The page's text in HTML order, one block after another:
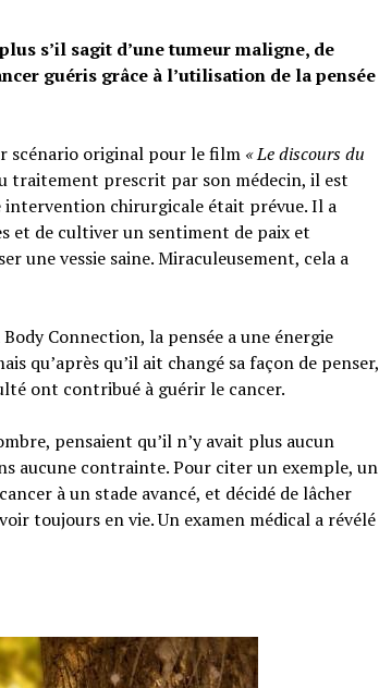
s’il sagit d’une tumeur maligne, de
guéris grâce à l’utilisation de la pensée
scénario original pour le film « Le discours du
traitement prescrit par son médecin, il est
intervention chirurgicale était prévue. Il a
et de cultiver un sentiment de paix et
une vessie saine. Miraculeusement, cela a
Connection, la pensée a une énergie
qu’après qu’il ait changé sa façon de penser,
ont contribué à guérir le cancer.
pensaient qu’il n’y avait plus aucun
aucune contrainte. Pour citer un exemple, un
à un stade avancé, et décidé de lâcher
toujours en vie. Un examen médical a révélé